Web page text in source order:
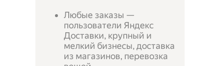
Любые заказы —
пользователи Яндекс
Доставки, крупный и
мелкий бизнесы, доставка
из магазинов, перевозка